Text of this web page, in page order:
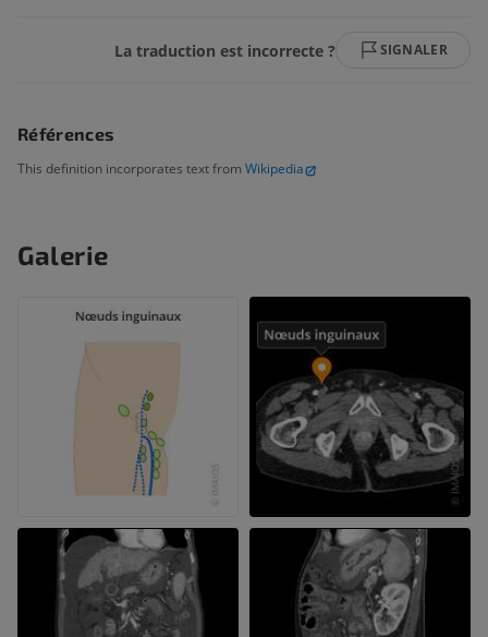
La traduction est incorrecte ? SIGNALER
Références
This definition incorporates text from Wikipedia
Galerie